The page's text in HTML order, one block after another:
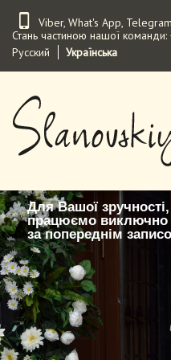
основного
вмісту
Viber,What's App, Telegram
Стань частиною нашої команди:
Русский
Українська
Для Вашої зручності,
працюємо виключно
за попереднім